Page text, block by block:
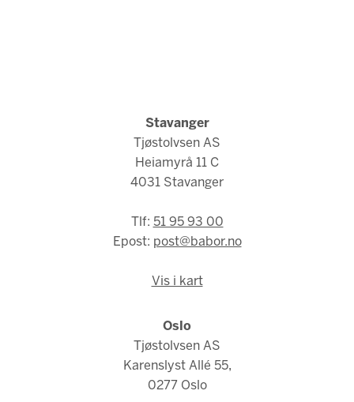
Stavanger
Tjøstolvsen AS
Heiamyrå 11 C
4031 Stavanger
Tlf: 51 95 93 00
Epost: post@babor.no
Vis i kart
Oslo
Tjøstolvsen AS
Karenslyst Allé 55,
0277 Oslo